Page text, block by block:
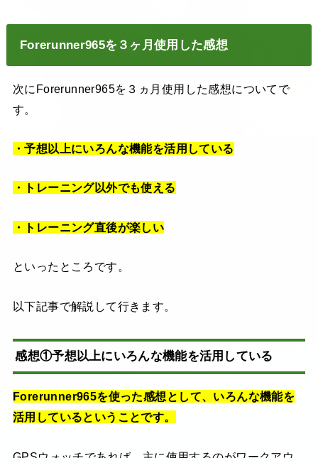
Forerunner965を３ヶ月使用した感想
次にForerunner965を３ヵ月使用した感想についてで
す。
・予想以上にいろんな機能を活用している
・トレーニング以外でも使える
・トレーニング直後が楽しい
といったところです。
以下記事で解説して行きます。
感想①予想以上にいろんな機能を活用している
Forerunner965を使った感想として、いろんな機能を
活用しているということです。